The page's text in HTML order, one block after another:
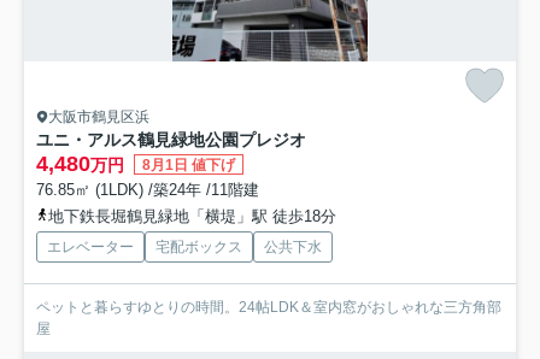
大阪市鶴見区浜
ユニ・アルス鶴見緑地公園プレジオ
4,480万円 8月1日 値下げ
76.85㎡ (1LDK) /築24年 /11階建
地下鉄長堀鶴見緑地「横堤」駅 徒歩18分
エレベーター 宅配ボックス 公共下水
ペットと暮らすゆとりの時間。24帖LDK＆室内窓がおしゃれな三方角部
屋